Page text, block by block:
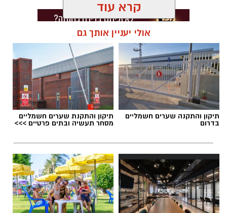
תגים:אונס בבת ים
קרא עוד
אולי יעניין אותך גם
תיקון והתקנה שערים חשמליים
בדרום
תיקון והתקנת שערים חשמליים
מסחר תעשיה ובתים פרטיים >>>